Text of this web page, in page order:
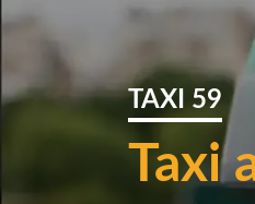
TAXI 59
Taxi